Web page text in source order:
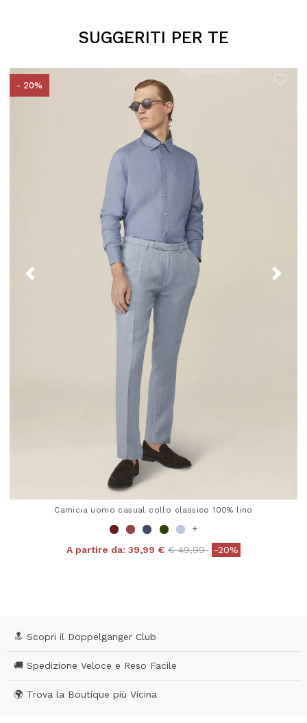
SUGGERITI PER TE
- 20%
Camicia uomo casual collo classico 100% lino
+
A partire da: 39,99 € Price reduced from
€ 49,99to-20%
🔝 Scopri il Doppelgänger Club
🚚 Spedizione Veloce e Reso Facile
🌍 Trova la Boutique più Vicina